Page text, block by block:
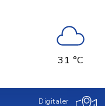
31 °C
Digitaler